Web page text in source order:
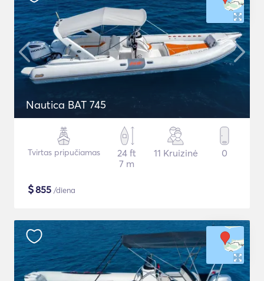
Nautica BAT 745
Tvirtas pripučiamas
24 ft
7 m
11 Kruizinė 0
$855 /diena